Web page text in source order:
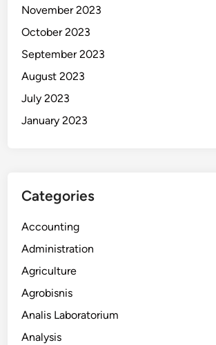
November 2023
October 2023
September 2023
August 2023
July 2023
January 2023
Categories
Accounting
Administration
Agriculture
Agrobisnis
Analis Laboratorium
Analysis